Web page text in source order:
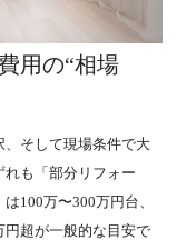
用の“相場
、そして現場条件で大
れも「部分リフォー
100万〜300万円台、
円超が一般的な目安で